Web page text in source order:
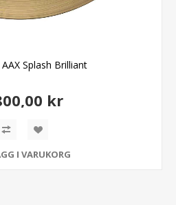
Splash Brilliant
kr
I VARUKORG